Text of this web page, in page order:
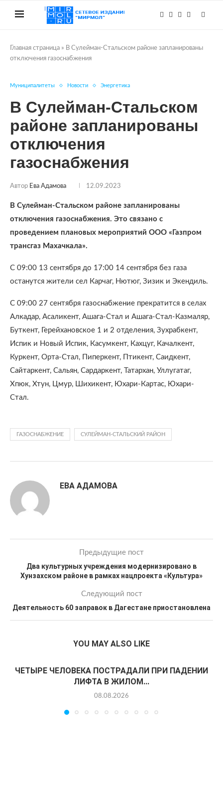
Главная страница » В Сулейман-Стальском районе запланированы
отключения газоснабжения
Муниципалитеты Новости Энергетика
В Сулейман-Стальском
районе запланированы
отключения
газоснабжения
Автор Ева Адамова 12.09.2023
В Сулейман-Стальском районе запланированы
отключения газоснабжения. Это связано с
проведением плановых мероприятий ООО «Газпром
трансгаз Махачкала».
С 09:00 13 сентября до 17:00 14 сентября без газа
останутся жители сел Карчаг, Нютюг, Зизик и Экендиль.
С 09:00 27 сентября газоснабжение прекратится в селах
Алкадар, Асаликент, Ашага-Стал и Ашага-Стал-Казмаляр,
Буткент, Герейхановское 1 и 2 отделения, Зухрабкент,
Испик и Новый Испик, Касумкент, Кахцуг, Качалкент,
Куркент, Орта-Стал, Пиперкент, Птикент, Саидкент,
Сайтаркент, Сальян, Сардаркент, Татархан, Уллугатаг,
Хпюк, Хтун, Цмур, Шихикент, Юхари-Картас, Юхари-
Стал.
ГАЗОСНАБЖЕНИЕ СУЛЕЙМАН-СТАЛЬСКИЙ РАЙОН
ЕВА АДАМОВА
Предыдущие пост
Два культурных учреждения модернизировано в
Хунзахском районе в рамках нацпроекта «Культура»
Следующий пост
Деятельность 60 заправок в Дагестане приостановлена
YOU MAY ALSO LIKE
ЧЕТЫРЕ ЧЕЛОВЕКА ПОСТРАДАЛИ ПРИ ПАДЕНИИ
ЛИФТА В ЖИЛОМ...
08.08.2026